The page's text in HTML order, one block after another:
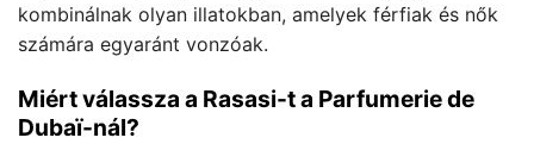
kombinálnak olyan illatokban, amelyek férfiak és nők
számára egyaránt vonzóak.
Miért válassza a Rasasi-t a Parfumerie de
Dubaï-nál?